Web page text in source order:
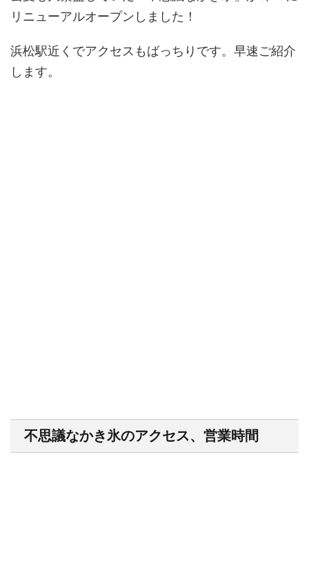
リニューアルオープンしました！
浜松駅近くでアクセスもばっちりです。早速ご紹介
します。
不思議なかき氷のアクセス、営業時間